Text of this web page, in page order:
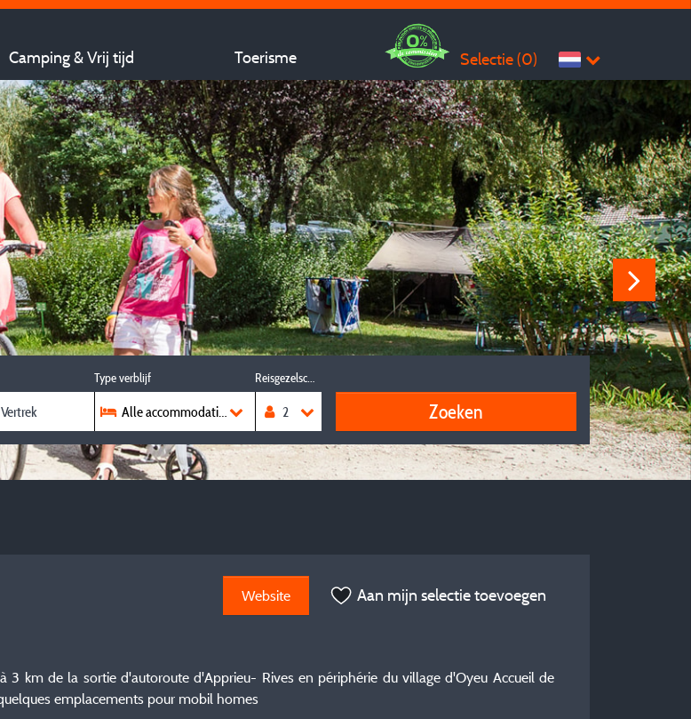
Camping & Vrij tijd Toerisme Selectie (0)
Type verblijf
Alle accommodaties
Reisgezelschap
Zoeken
Website Aan mijn selectie toevoegen
km de la sortie d'autoroute d'Apprieu- Rives en périphérie du village d'Oyeu Accueil de
emplacements pour mobil homes